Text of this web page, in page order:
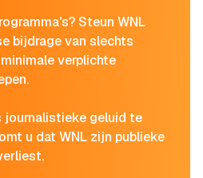
Steun WNL
bijdrage van slechts
verplichte
journalistieke geluid te
u dat WNL zijn publieke